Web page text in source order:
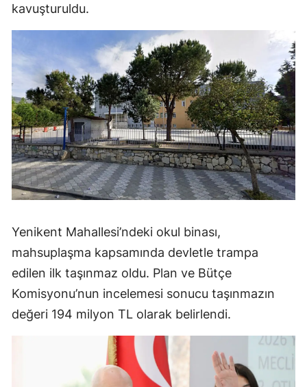
kavuşturuldu.
Yenikent Mahallesi’ndeki okul binası,
mahsuplaşma kapsamında devletle trampa
edilen ilk taşınmaz oldu. Plan ve Bütçe
Komisyonu’nun incelemesi sonucu taşınmazın
değeri 194 milyon TL olarak belirlendi.